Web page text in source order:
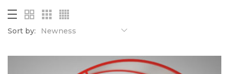
Sort by: Newness